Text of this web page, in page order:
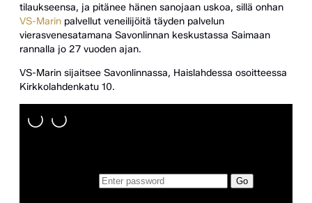
tilaukseensa, ja pitänee hänen sanojaan uskoa, sillä onhan
VS-Marinpalvellut veneilijöitä täyden palvelun
vierasvenesatamana Savonlinnan keskustassa Saimaan
rannalla jo 27 vuoden ajan.
VS-Marin sijaitsee Savonlinnassa, Haislahdessa osoitteessa
Kirkkolahdenkatu 10.